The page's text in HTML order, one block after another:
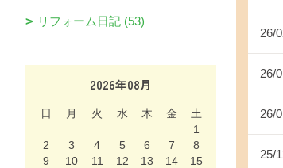
26/
26/
26/
25/
リフォーム日記 (53)
2026年08月
日 月 火 水 木 金
土
1
2
3 4 5 6 7
8
9
10 11 12 13 14
15